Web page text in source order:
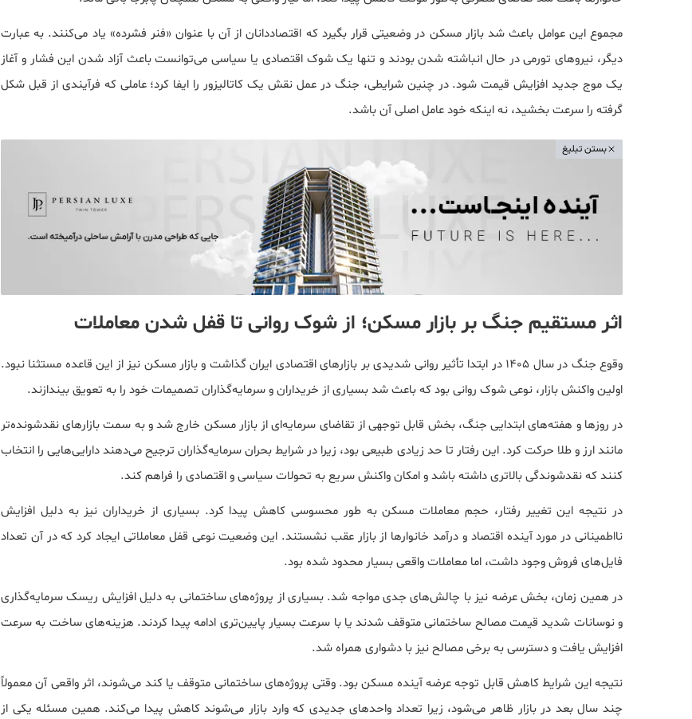
مجموع این عوامل باعث شد بازار مسکن در وضعیتی قرار بگیرد که اقتصاددانان از آن با عنوان «فنر فشرده» یاد می‌کنند. به عبارت
دیگر، نیروهای تورمی در حال انباشته شدن بودند و تنها یک شوک اقتصادی یا سیاسی می‌توانست باعث آزاد شدن این فشار و آغاز
یک موج جدید افزایش قیمت شود. در چنین شرایطی، جنگ در عمل نقش یک کاتالیزور را ایفا کرد؛ عاملی که فرآیندی از قبل شکل
گرفته را سرعت بخشید، نه اینکه خود عامل اصلی آن باشد.
بستن تبلیغ
اثر مستقیم جنگ بر بازار مسکن؛ از شوک روانی تا قفل شدن معاملات
وقوع جنگ در سال ۱۴۰۵ در ابتدا تأثیر روانی شدیدی بر بازارهای اقتصادی ایران گذاشت و بازار مسکن نیز از این قاعده مستثنا نبود.
اولین واکنش بازار، نوعی شوک روانی بود که باعث شد بسیاری از خریداران و سرمایه‌گذاران تصمیمات خود را به تعویق بیندازند.
در روزها و هفته‌های ابتدایی جنگ، بخش قابل توجهی از تقاضای سرمایه‌ای از بازار مسکن خارج شد و به سمت بازارهای نقدشونده‌تر
مانند ارز و طلا حرکت کرد. این رفتار تا حد زیادی طبیعی بود، زیرا در شرایط بحران سرمایه‌گذاران ترجیح می‌دهند دارایی‌هایی را انتخاب
کنند که نقدشوندگی بالاتری داشته باشد و امکان واکنش سریع به تحولات سیاسی و اقتصادی را فراهم کند.
در نتیجه این تغییر رفتار، حجم معاملات مسکن به طور محسوسی کاهش پیدا کرد. بسیاری از خریداران نیز به دلیل افزایش
نااطمینانی در مورد آینده اقتصاد و درآمد خانوارها از بازار عقب نشستند. این وضعیت نوعی قفل معاملاتی ایجاد کرد که در آن تعداد
فایل‌های فروش وجود داشت، اما معاملات واقعی بسیار محدود شده بود.
در همین زمان، بخش عرضه نیز با چالش‌های جدی مواجه شد. بسیاری از پروژه‌های ساختمانی به دلیل افزایش ریسک سرمایه‌گذاری
و نوسانات شدید قیمت مصالح ساختمانی متوقف شدند یا با سرعت بسیار پایین‌تری ادامه پیدا کردند. هزینه‌های ساخت به سرعت
افزایش یافت و دسترسی به برخی مصالح نیز با دشواری همراه شد.
نتیجه این شرایط کاهش قابل توجه عرضه آینده مسکن بود. وقتی پروژه‌های ساختمانی متوقف یا کند می‌شوند، اثر واقعی آن معمولاً
چند سال بعد در بازار ظاهر می‌شود، زیرا تعداد واحدهای جدیدی که وارد بازار می‌شوند کاهش پیدا می‌کند. همین مسئله یکی از